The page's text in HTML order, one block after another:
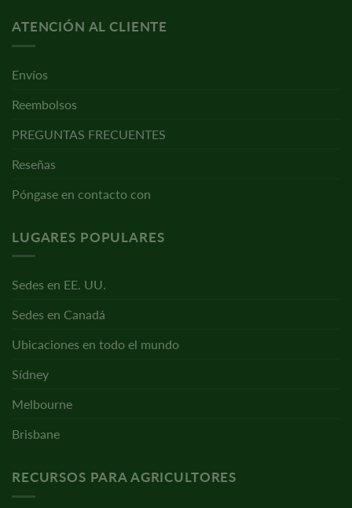
ATENCIÓN AL CLIENTE
Envíos
Reembolsos
PREGUNTAS FRECUENTES
Reseñas
Póngase en contacto con
LUGARES POPULARES
Sedes en EE. UU.
Sedes en Canadá
Ubicaciones en todo el mundo
Sídney
Melbourne
Brisbane
RECURSOS PARA AGRICULTORES